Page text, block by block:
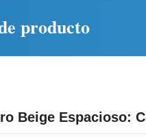
producto
Beige Espacioso: